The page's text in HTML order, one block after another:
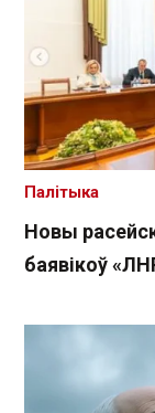
Новы
баявікоў
Палітыка